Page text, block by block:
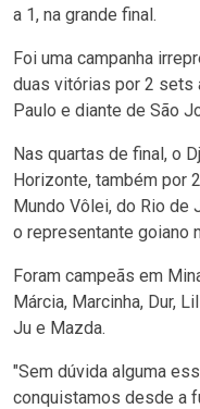
a 1, na grande final.
Foi uma campanha
duas vitórias por 2 sets
Paulo e diante de São
Nas quartas de final, o
Horizonte, também por
Mundo Vôlei, do Rio de
o representante goiano
Foram campeãs em
Márcia, Marcinha, Dur,
Ju e Mazda.
"Sem dúvida alguma
conquistamos desde a